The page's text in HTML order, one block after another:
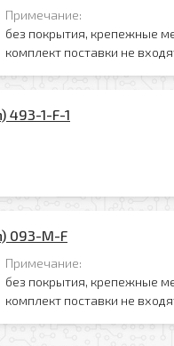
Примечание:
без покрытия, крепежные
комплект поставки не
493-1-F-1
093-M-F
Примечание:
без покрытия, крепежные
комплект поставки не